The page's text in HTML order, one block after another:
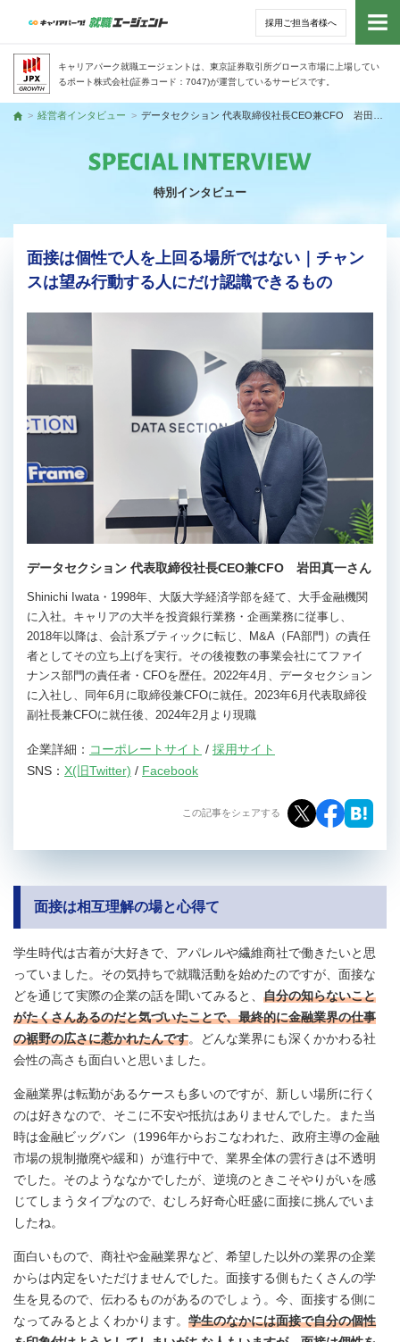
採用ご担当者様へ
キャリアパーク就職エージェントは、東京証券取引所グロース市場に上場してい
るポート株式会社(証券コード：7047)が運営しているサービスです。
トッ
トップ
経営者インタビュー
特別インタビュー
面接は個性で人を上回る場所ではない｜チャン
スは望み行動する人にだけ認識できるもの
データセクション 代表取締役社長CEO兼CFO 岩田真一さん
Shinichi Iwata・1998年、大阪大学経済学部を経て、大手金融機関
に入社。キャリアの大半を投資銀行業務・企画業務に従事し、
2018年以降は、会計系ブティックに転じ、M&A（FA部門）の責任
者としてその立ち上げを実行。その後複数の事業会社にてファイ
ナンス部門の責任者・CFOを歴任。2022年4月、データセクション
に入社し、同年6月に取締役兼CFOに就任。2023年6月代表取締役
副社長兼CFOに就任後、2024年2月より現職
企業詳細： コーポレートサイト / 採用サイト
SNS： X(旧Twitter) / Facebook
この記事をシェアする
面接は相互理解の場と心得て
学生時代は古着が大好きで、アパレルや繊維商社で働きたいと思
っていました。その気持ちで就職活動を始めたのですが、面接な
どを通じて実際の企業の話を聞いてみると、 自分の知らないこと
がたくさんあるのだと気づいたことで、最終的に金融業界の仕事
の裾野の広さに惹かれたんです。どんな業界にも深くかかわる社
会性の高さも面白いと思いました。
金融業界は転勤があるケースも多いのですが、新しい場所に行く
のは好きなので、そこに不安や抵抗はありませんでした。また当
時は金融ビッグバン（1996年からおこなわれた、政府主導の金融
市場の規制撤廃や緩和）が進行中で、業界全体の雲行きは不透明
でした。そのようななかでしたが、逆境のときこそやりがいを感
じてしまうタイプなので、むしろ好奇心旺盛に面接に挑んでいま
したね。
面白いもので、商社や金融業界など、希望した以外の業界の企業
からは内定をいただけませんでした。面接する側もたくさんの学
生を見るので、伝わるものがあるのでしょう。今、面接する側に
なってみるとよくわかります。 学生のなかには面接で自分の個性